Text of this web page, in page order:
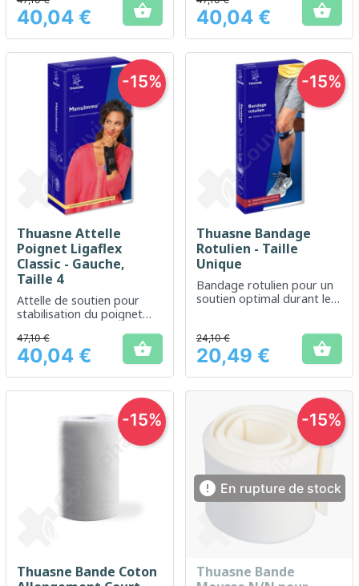
articulaires
Prix
40,04 €  Prix
40,04 € 
Thuasne Attelle
Poignet Ligaflex
Classic - Gauche,
Taille 4
Attelle de soutien pour
stabilisation du poignet
Prix
47,10 €
40,04 € 
-15%
Thuasne Bandage
Rotulien - Taille
Unique
Bandage rotulien pour un
soutien optimal durant les
Prix
24,10 €
20,49 € 
-15%
Thuasne Bande Coton
-15%
 En rupture de stock
Thuasne Bande
-15%